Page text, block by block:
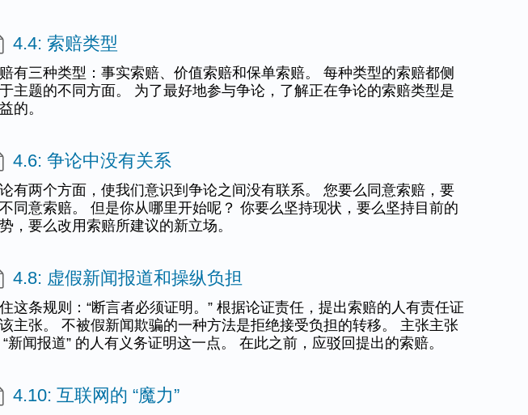
4.4: 索赔类型
有三种类型：事实索赔、价值索赔和保单索赔。 每种类型的索赔都侧
主题的不同方面。 为了最好地参与争论，了解正在争论的索赔类型是
的。
4.6: 争论中没有关系
有两个方面，使我们意识到争论之间没有联系。 您要么同意索赔，要
同意索赔。 但是你从哪里开始呢？ 你要么坚持现状，要么坚持目前的
，要么改用索赔所建议的新立场。
4.8: 虚假新闻报道和操纵负担
这条规则：“断言者必须证明。” 根据论证责任，提出索赔的人有责任证
主张。 不被假新闻欺骗的一种方法是拒绝接受负担的转移。 主张主张
新闻报道” 的人有义务证明这一点。 在此之前，应驳回提出的索赔。
4.10: 互联网的 “魔力”